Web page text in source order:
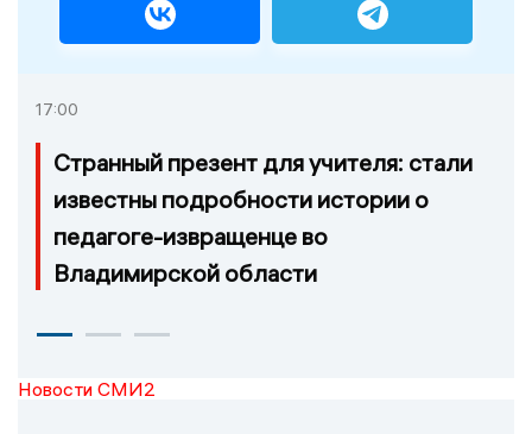
17:00
Странный презент для учителя: стали
известны подробности истории о
педагоге-извращенце во
Владимирской области
Новости СМИ2